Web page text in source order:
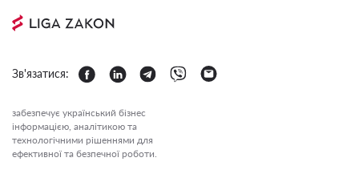
Зв'язатися:
забезпечує український бізнес
інформацією, аналітикою та
технологічними рішеннями для
ефективної та безпечної роботи.